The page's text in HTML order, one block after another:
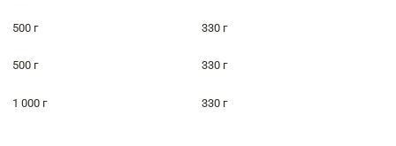
500 г 330 г
500 г 330 г
1 000 г 330 г